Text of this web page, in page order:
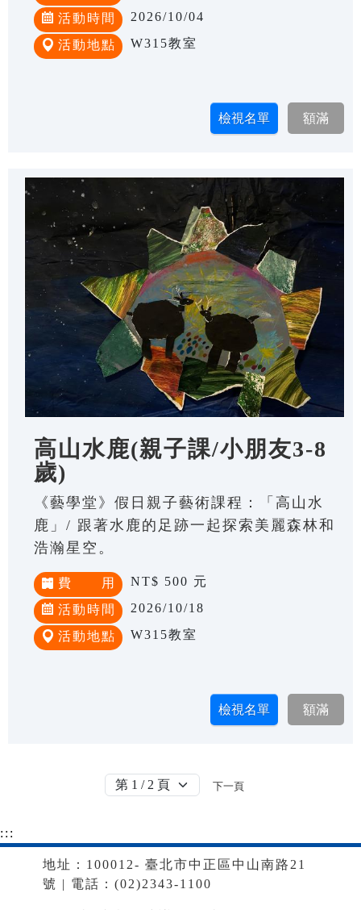
活動時間 2026/10/04
活動地點 W315教室
高山水鹿(親子課/小朋友3-8
歲)
《藝學堂》假日親子藝術課程：「高山水
鹿」/ 跟著水鹿的足跡一起探索美麗森林和
浩瀚星空。
費 用 NT$ 500 元
活動時間 2026/10/18
活動地點 W315教室
下一頁
:::
地址：100012- 臺北市中正區中山南路21
號 | 電話：(02)2343-1100